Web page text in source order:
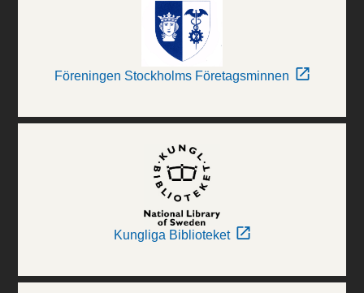
Föreningen Stockholms Företagsminnen
Kungliga Biblioteket